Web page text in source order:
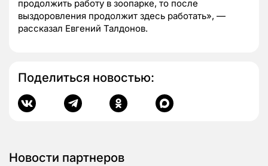
продолжить работу в зоопарке, то после
выздоровления продолжит здесь работать», —
рассказал Евгений Талдонов.
Поделиться новостью:
Новости партнеров